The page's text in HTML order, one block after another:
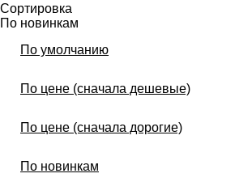
Сортировка
По новинкам
По умолчанию
По цене (сначала дешевые)
По цене (сначала дорогие)
По новинкам